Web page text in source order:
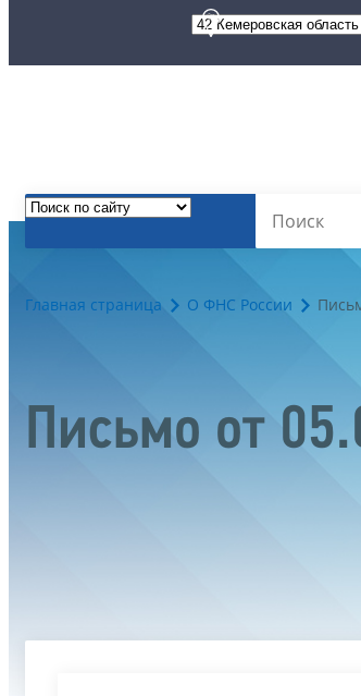
Главная страница О ФНС России
Письмо от